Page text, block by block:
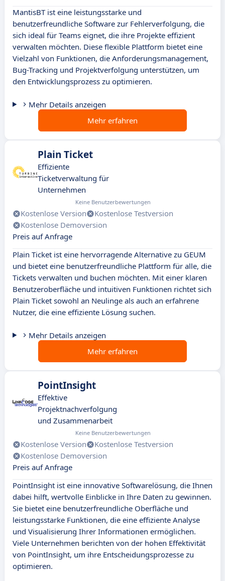
MantisBT ist eine leistungsstarke und
benutzerfreundliche Software zur Fehlerverfolgung, die
sich ideal für Teams eignet, die ihre Projekte effizient
verwalten möchten. Diese flexible Plattform bietet eine
Vielzahl von Funktionen, die Anforderungsmanagement,
Bug-Tracking und Projektverfolgung unterstützen, um
den Entwicklungsprozess zu optimieren.
Mehr Details anzeigen
Mehr erfahren
Plain Ticket
Effiziente
Ticketverwaltung für
Unternehmen
Keine Benutzerbewertungen
Kostenlose Version
Kostenlose Testversion
Kostenlose Demoversion
Preis auf Anfrage
Plain Ticket ist eine hervorragende Alternative zu GEUM
und bietet eine benutzerfreundliche Plattform für alle, die
Tickets verwalten und buchen möchten. Mit einer klaren
Benutzeroberfläche und intuitiven Funktionen richtet sich
Plain Ticket sowohl an Neulinge als auch an erfahrene
Nutzer, die eine effiziente Lösung suchen.
Mehr Details anzeigen
Mehr erfahren
PointInsight
Effektive
Projektnachverfolgung
und Zusammenarbeit
Keine Benutzerbewertungen
Kostenlose Version
Kostenlose Testversion
Kostenlose Demoversion
Preis auf Anfrage
PointInsight ist eine innovative Softwarelösung, die Ihnen
dabei hilft, wertvolle Einblicke in Ihre Daten zu gewinnen.
Sie bietet eine benutzerfreundliche Oberfläche und
leistungsstarke Funktionen, die eine effiziente Analyse
und Visualisierung Ihrer Informationen ermöglichen.
Viele Unternehmen berichten von der hohen Effektivität
von PointInsight, um ihre Entscheidungsprozesse zu
optimieren.